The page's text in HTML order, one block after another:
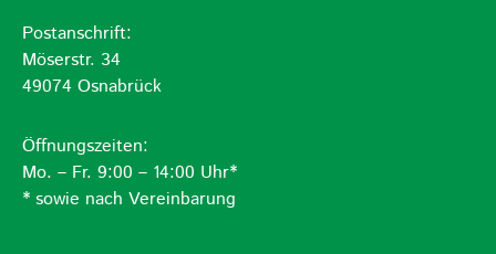
Postanschrift:
Möserstr. 34
49074 Osnabrück
Öffnungszeiten:
Mo. – Fr. 9:00 – 14:00 Uhr*
* sowie nach Vereinbarung